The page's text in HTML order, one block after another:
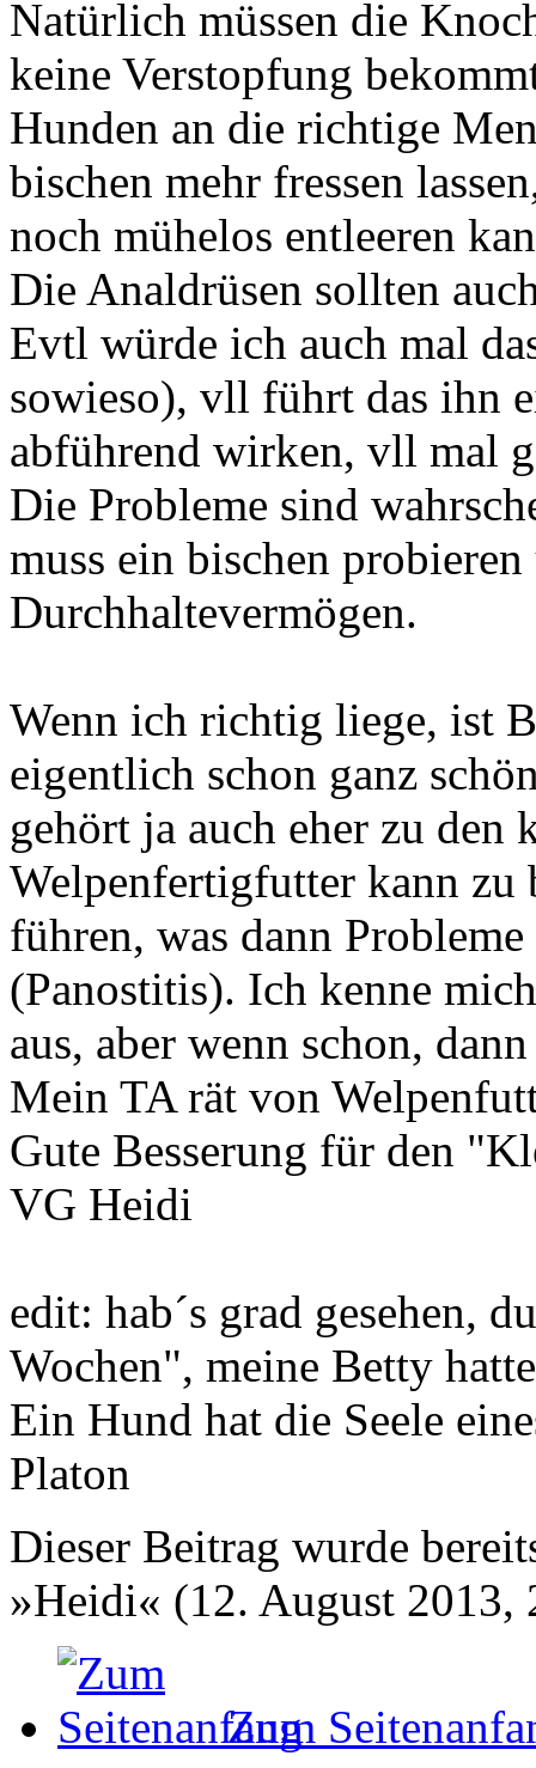
Natürlich müssen die
keine Verstopfung
Hunden an die richtige
bischen mehr fressen
noch mühelos entleeren
Die Analdrüsen sollten
Evtl würde ich auch mal
sowieso), vll führt das ihn
abführend wirken, vll mal
Die Probleme sind
muss ein bischen
Durchhaltevermögen.
Wenn ich richtig liege, ist
eigentlich schon ganz
gehört ja auch eher zu den
Welpenfertigfutter kann zu
führen, was dann
(Panostitis). Ich kenne
aus, aber wenn schon,
Mein TA rät von
Gute Besserung für den
VG Heidi
edit: hab´s grad gesehen,
Wochen", meine Betty
Ein Hund hat die Seele
Platon
Dieser Beitrag wurde
»Heidi« (12. August 2013,
Zum